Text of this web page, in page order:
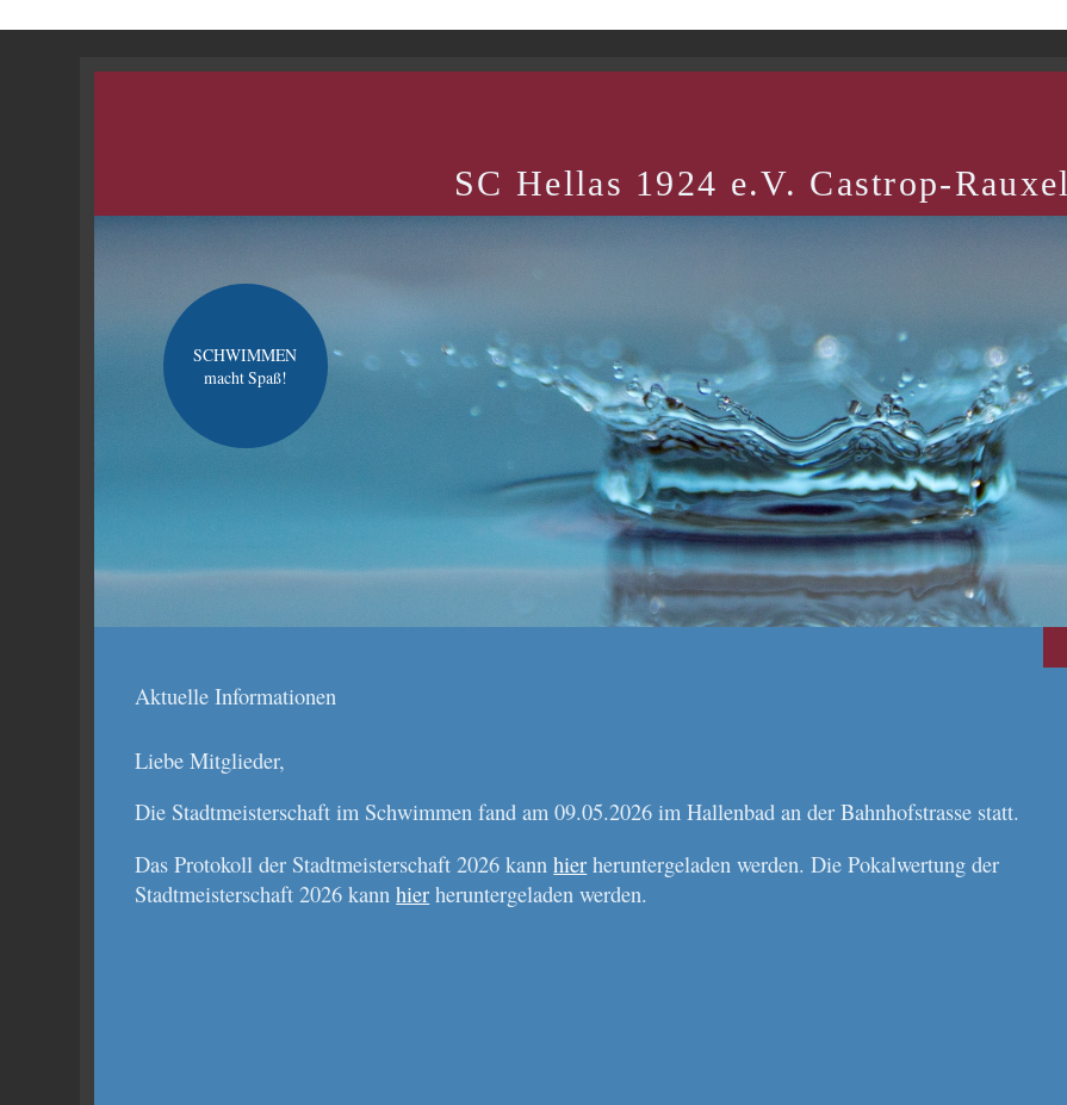
SC Hellas 1924 e.V. Castrop-Rauxel
SCHWIMMEN
macht Spaß!
Aktuelle Informationen
Liebe Mitglieder,
Die Stadtmeisterschaft im Schwimmen fand am 09.05.2026 im Hallenbad an der Bahnhofstrasse statt.
Das Protokoll der Stadtmeisterschaft 2026 kannhier heruntergeladen werden. Die Pokalwertung der
Stadtmeisterschaft 2026 kannhier heruntergeladen werden.